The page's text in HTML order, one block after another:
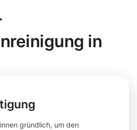
in
gründlich, um den